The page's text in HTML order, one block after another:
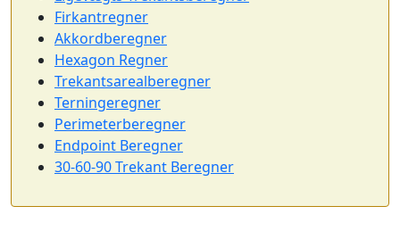
Firkantregner
Akkordberegner
Hexagon Regner
Trekantsarealberegner
Terningeregner
Perimeterberegner
Endpoint Beregner
30-60-90 Trekant Beregner